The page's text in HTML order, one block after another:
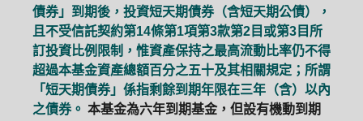
債券」到期後，投資短天期債券（含短天期公債），
且不受信託契約第14條第1項第3款第2目或第3目所
訂投資比例限制，惟資產保持之最高流動比率仍不得
超過本基金資產總額百分之五十及其相關規定；所謂
「短天期債券」係指剩餘到期年限在三年（含）以內
之債券。 本基金為六年到期基金，但設有機動到期